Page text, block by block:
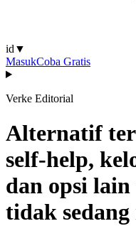
id ▼
MasukCoba Gratis
Verke Editorial
Alternatif
self-help,
dan opsi
tidak